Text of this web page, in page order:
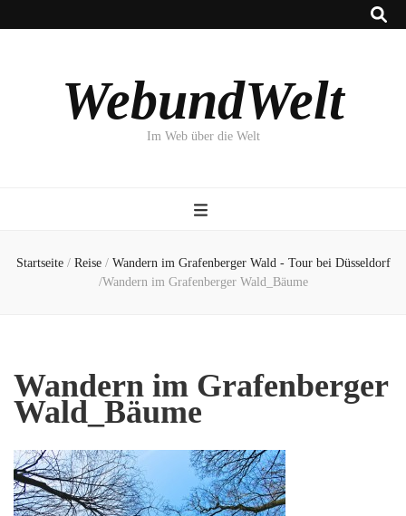
WebundWelt
Im Web über die Welt
Startseite / Reise / Wandern im Grafenberger Wald - Tour bei Düsseldorf
/Wandern im Grafenberger Wald_Bäume
Wandern im Grafenberger
Wald_Bäume